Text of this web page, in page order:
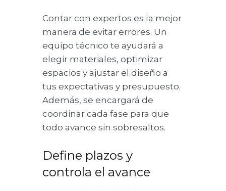
Contar con expertos es la mejor
manera de evitar errores. Un
equipo técnico te ayudará a
elegir materiales, optimizar
espacios y ajustar el diseño a
tus expectativas y presupuesto.
Además, se encargará de
coordinar cada fase para que
todo avance sin sobresaltos.
Define plazos y
controla el avance